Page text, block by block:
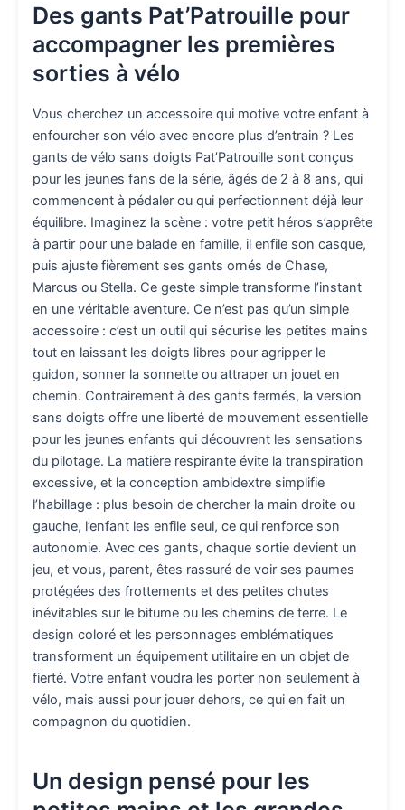
Des gants Pat’Patrouille pour
accompagner les premières
sorties à vélo
Vous cherchez un accessoire qui motive votre enfant à
enfourcher son vélo avec encore plus d’entrain ? Les
gants de vélo sans doigts Pat’Patrouille sont conçus
pour les jeunes fans de la série, âgés de 2 à 8 ans, qui
commencent à pédaler ou qui perfectionnent déjà leur
équilibre. Imaginez la scène : votre petit héros s’apprête
à partir pour une balade en famille, il enfile son casque,
puis ajuste fièrement ses gants ornés de Chase,
Marcus ou Stella. Ce geste simple transforme l’instant
en une véritable aventure. Ce n’est pas qu’un simple
accessoire : c’est un outil qui sécurise les petites mains
tout en laissant les doigts libres pour agripper le
guidon, sonner la sonnette ou attraper un jouet en
chemin. Contrairement à des gants fermés, la version
sans doigts offre une liberté de mouvement essentielle
pour les jeunes enfants qui découvrent les sensations
du pilotage. La matière respirante évite la transpiration
excessive, et la conception ambidextre simplifie
l’habillage : plus besoin de chercher la main droite ou
gauche, l’enfant les enfile seul, ce qui renforce son
autonomie. Avec ces gants, chaque sortie devient un
jeu, et vous, parent, êtes rassuré de voir ses paumes
protégées des frottements et des petites chutes
inévitables sur le bitume ou les chemins de terre. Le
design coloré et les personnages emblématiques
transforment un équipement utilitaire en un objet de
fierté. Votre enfant voudra les porter non seulement à
vélo, mais aussi pour jouer dehors, ce qui en fait un
compagnon du quotidien.
Un design pensé pour les